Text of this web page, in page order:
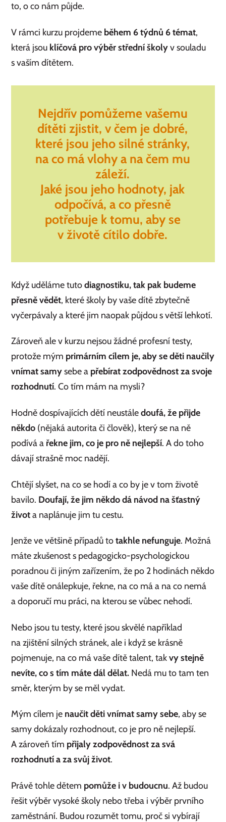
to, o co nám půjde.
V rámci kurzu projdeme během 6 týdnů 6 témat,
která jsou klíčová pro výběr střední školyv souladu
s vaším dítětem.
Nejdřív pomůžeme vašemu
dítěti zjistit,v čem je dobré,
které jsou jeho silné stránky,
na co má vlohya na čem mu
záleží.
Jaké jsou jeho hodnoty, jak
odpočívá, a co přesně
potřebuje k tomu, aby se
v životě cítilo dobře.
Když uděláme tutodiagnostiku, tak pak budeme
přesně vědět, které školy by vaše dítě zbytečně
vyčerpávaly a které jim naopak půjdou s větší lehkotí.
Zároveň ale v kurzu nejsou žádné profesní testy,
protože mým primárním cílem je, aby se děti naučily
vnímat samysebe a přebírat zodpovědnost za svoje
rozhodnutí. Co tím mám na mysli?
Hodně dospívajících dětí neustáledoufá, že přijde
někdo (nějaká autorita či člověk), který se na ně
podívá a řekne jim, co je pro ně nejlepší. A do toho
dávají strašně moc nadějí.
Chtějí slyšet, na co se hodí a co by je v tom životě
bavilo. Doufají, že jim někdo dá návod na šťastný
života naplánuje jim tu cestu.
Jenže ve většině případů totakhle nefunguje. Možná
máte zkušenost s pedagogicko-psychologickou
poradnou či jiným zařízením, že po 2 hodinách někdo
vaše dítě onálepkuje, řekne, na co má a na co nemá
a doporučí mu práci, na kterou se vůbec nehodí.
Nebo jsou tu testy, které jsou skvělé například
na zjištění silných stránek, ale i když se krásně
pojmenuje, na co má vaše dítě talent, takvy stejně
nevíte, co s tím máte dál dělat. Nedá mu to tam ten
směr, kterým by se měl vydat.
Mým cílem je naučit děti vnímat samy sebe, aby se
samy dokázaly rozhodnout, co je pro ně nejlepší.
A zároveň tím přijaly zodpovědnost za svá
rozhodnutí a za svůj život.
Právě tohle dětem pomůže i v budoucnu. Až budou
řešit výběr vysoké školy nebo třeba i výběr prvního
zaměstnání. Budou rozumět tomu, proč si vybírají